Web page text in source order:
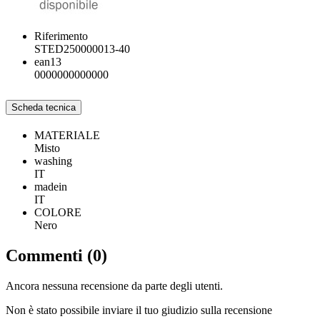
Riferimento
STED250000013-40
ean13
0000000000000
Scheda tecnica
MATERIALE
Misto
washing
IT
madein
IT
COLORE
Nero
Commenti (0)
Ancora nessuna recensione da parte degli utenti.
Non è stato possibile inviare il tuo giudizio sulla recensione